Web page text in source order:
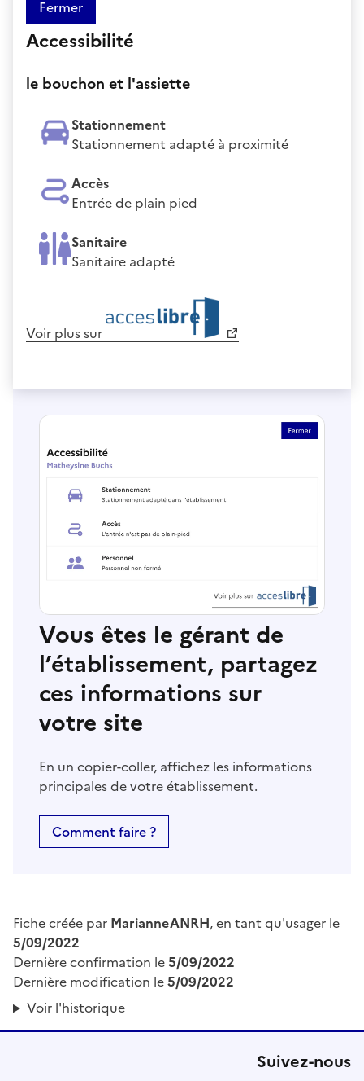
Fermer
Accessibilité
le bouchon et l'assiette
Stationnement
Stationnement adapté à proximité
Accès
Entrée de plain pied
Sanitaire
Sanitaire adapté
Voir plus sur
Vous êtes le gérant de
l’établissement, partagez
ces informations sur
votre site
En un copier-coller, affichez les informations
principales de votre établissement.
Comment faire ?
Fiche créée par MarianneANRH, en tant qu'usager le
5/09/2022
Dernière confirmation le5/09/2022
Dernière modification le5/09/2022
Voir l'historique
Suivez-nous